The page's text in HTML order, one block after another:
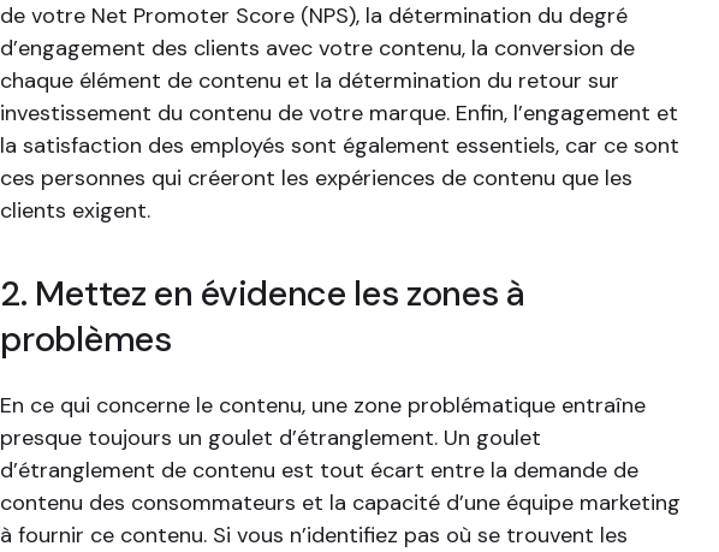
de votre Net Promoter Score (NPS), la détermination du degré
d’engagement des clients avec votre contenu, la conversion de
chaque élément de contenu et la détermination du retour sur
investissement du contenu de votre marque. Enfin, l’engagement et
la satisfaction des employés sont également essentiels, car ce sont
ces personnes qui créeront les expériences de contenu que les
clients exigent.
2. Mettez en évidence les zones à
problèmes
En ce qui concerne le contenu, une zone problématique entraîne
presque toujours un goulet d’étranglement. Un goulet
d’étranglement de contenu est tout écart entre la demande de
contenu des consommateurs et la capacité d’une équipe marketing
à fournir ce contenu. Si vous n’identifiez pas où se trouvent les